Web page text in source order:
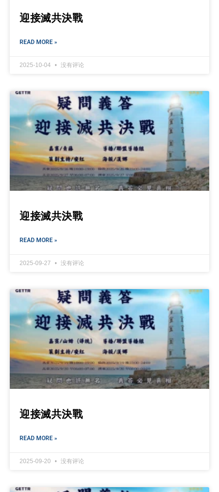
迎接滅共決戰
READ MORE »
2025-10-04 没有评论
迎接滅共決戰
READ MORE »
2025-09-27 没有评论
迎接滅共決戰
READ MORE »
2025-09-20 没有评论